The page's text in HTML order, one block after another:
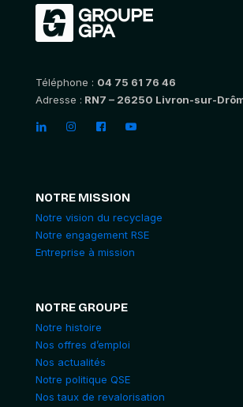
Téléphone : 04 75 61 76 46
Adresse : RN7 – 26250 Livron-sur-
NOTRE MISSION
Notre vision du recyclage
Notre engagement RSE
Entreprise à mission
NOTRE GROUPE
Notre histoire
Nos offres d’emploi
Nos actualités
Notre politique QSE
Nos taux de revalorisation